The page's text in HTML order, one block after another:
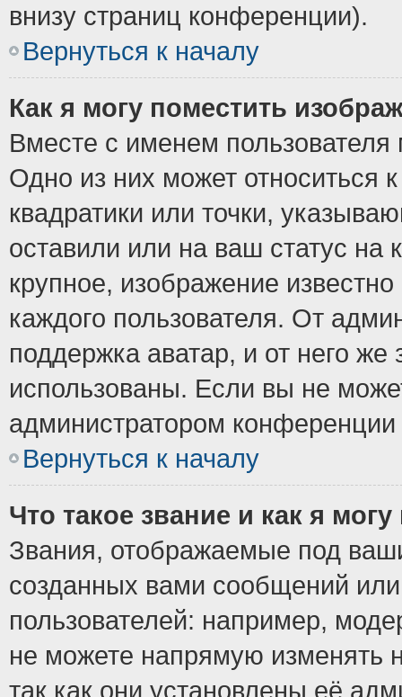
внизу страниц конференции).
Вернуться к началу
Как я могу поместить
Вместе с именем пользователя
Одно из них может относиться
квадратики или точки,
оставили или на ваш статус
крупное, изображение
каждого пользователя. От
поддержка аватар, и от него же
использованы. Если вы не
администратором
Вернуться к началу
Что такое звание и как я
Звания, отображаемые под
созданных вами сообщений
пользователей: например,
не можете напрямую изменять
так как они установлены её